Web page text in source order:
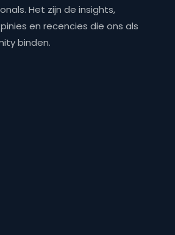
Het zijn de insights,
en recencies die ons als
binden.